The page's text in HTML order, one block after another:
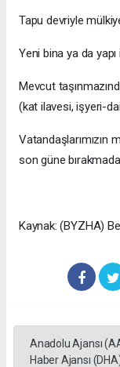
Tapu devriyle
Yeni bina ya da
Mevcut
(kat ilavesi, işyeri-
Vatandaşlarımızın
son güne
Kaynak: (BYZHA)
Anadolu Ajansı
Haber Ajansı